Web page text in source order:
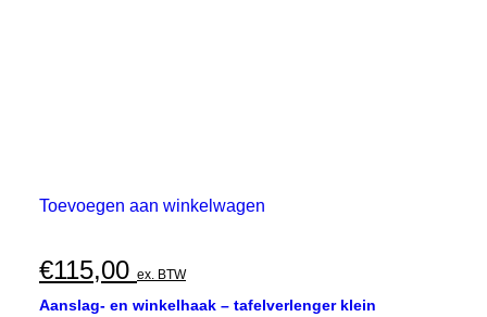
Toevoegen aan winkelwagen
€115,00 ex. BTW
Aanslag- en winkelhaak – tafelverlenger klein